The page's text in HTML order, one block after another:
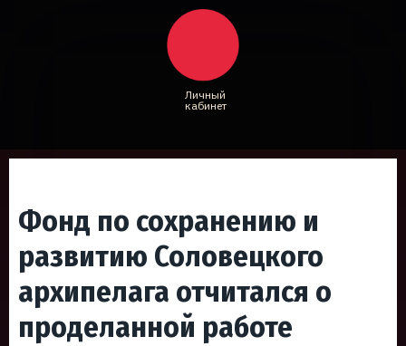
Личный
кабинет
Фонд по сохранению и
развитию Соловецкого
архипелага отчиталcя о
проделанной работе